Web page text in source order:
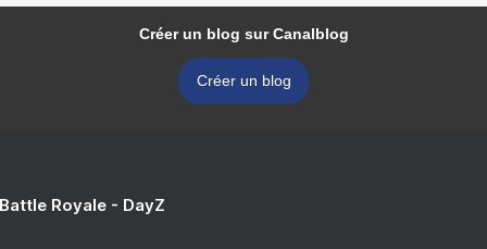
Créer un blog sur Canalblog
Créer un blog
Royale - DayZ